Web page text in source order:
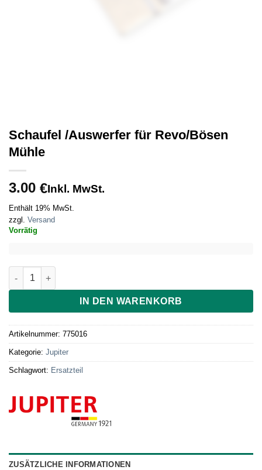
Schaufel /Auswerfer für Revo/Bösen
Mühle
3.00 €Inkl. MwSt.
Enthält 19% MwSt.
zzgl. Versand
Vorrätig
Schaufel /Auswerfer für Revo/Bösen Mühle Menge
IN DEN WARENKORB
Artikelnummer: 775016
Kategorie: Jupiter
Schlagwort: Ersatzteil
ZUSÄTZLICHE INFORMATIONEN